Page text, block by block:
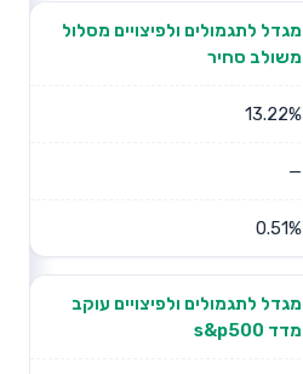
מגדל לתגמולים ולפיצויים מסלול
משולב סחיר
13.22%
—
0.51%
מגדל לתגמולים ולפיצויים עוקב
מדד s&p500